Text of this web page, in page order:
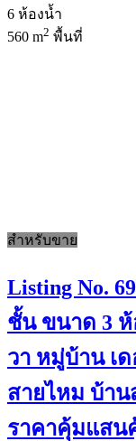
6 ห้องน้ำ
560 m2 พื้นที่
สำหรับขาย
Listing No.
ชั้น ขนาด 3 ห้
วา หมู่บ้าน เ
สายไหม บ้าน
ราคาคุ้มแสน